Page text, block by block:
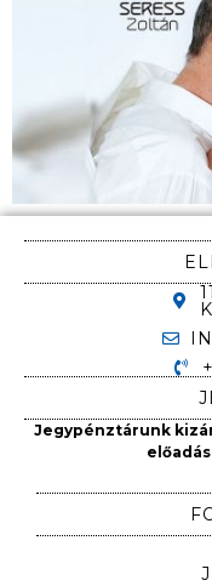
Jegypénztárunk